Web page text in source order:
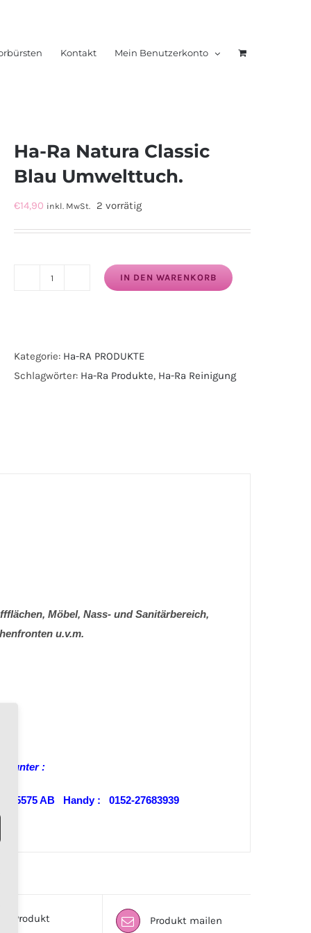
Kontakt Mein Benutzerkonto
Ha-Ra Natura Classic
Blau Umwelttuch.
€14,90 inkl. MwSt. 2 vorrätig
Blau
Umwelttuch.
IN DEN WARENKORB
Kategorie: Ha-RA PRODUKTE
Schlagwörter: Ha-Ra Produkte, Ha-Ra Reinigung
Möbel, Nass- und Sanitärbereich,
u.v.m.
unter :
AB Handy : 0152-27683939
Produkt
Produkt mailen